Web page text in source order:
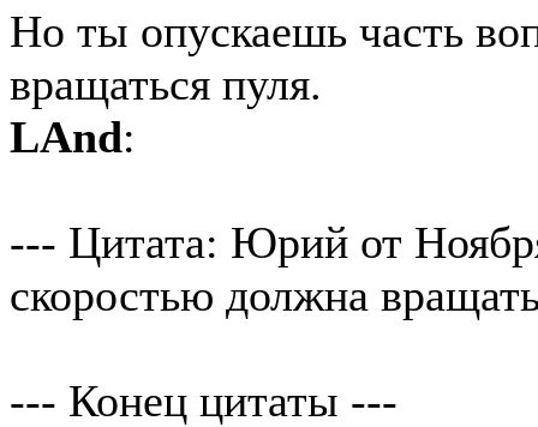
Но ты опускаешь часть
вращаться пуля.
LAnd:
--- Цитата: Юрий от
скоростью должна
--- Конец цитаты ---